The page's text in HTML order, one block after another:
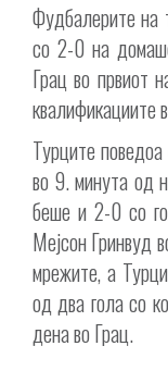
Фудбалерите на
со 2-0 на
Грац во првиот
квалификациите
Турците
во 9. минута од
беше и 2-0 со
Мејсон Гринвуд
мрежите, а
од два гола со
дена во Грац.